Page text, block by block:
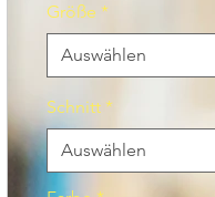
Größe *
Auswählen
Schnitt *
Auswählen